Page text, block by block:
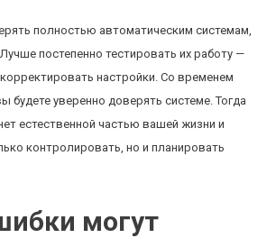
полностью автоматическим системам,
постепенно тестировать их работу —
настройки. Со временем
будете уверенно доверять системе. Тогда
естественной частью вашей жизни и
контролировать, но и планировать
могут